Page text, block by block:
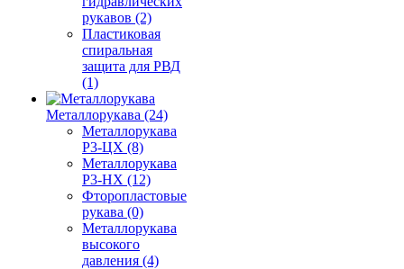
рукавов (2)
Пластиковая
спиральная
защита для РВД
(1)
Металлорукава (24)
Металлорукава
Р3-ЦХ (8)
Металлорукава
Р3-НХ (12)
Фторопластовые
рукава (0)
Металлорукава
высокого
давления (4)